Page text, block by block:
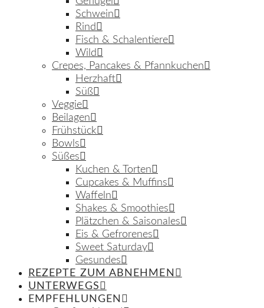
Schwein
Rind
Fisch & Schalentiere
Wild
Crepes, Pancakes & Pfannkuchen
Herzhaft
Süß
Veggie
Beilagen
Frühstück
Bowls
Süßes
Kuchen & Torten
Cupcakes & Muffins
Waffeln
Shakes & Smoothies
Plätzchen & Saisonales
Eis & Gefrorenes
Sweet Saturday
Gesundes
REZEPTE ZUM ABNEHMEN
UNTERWEGS
EMPFEHLUNGEN